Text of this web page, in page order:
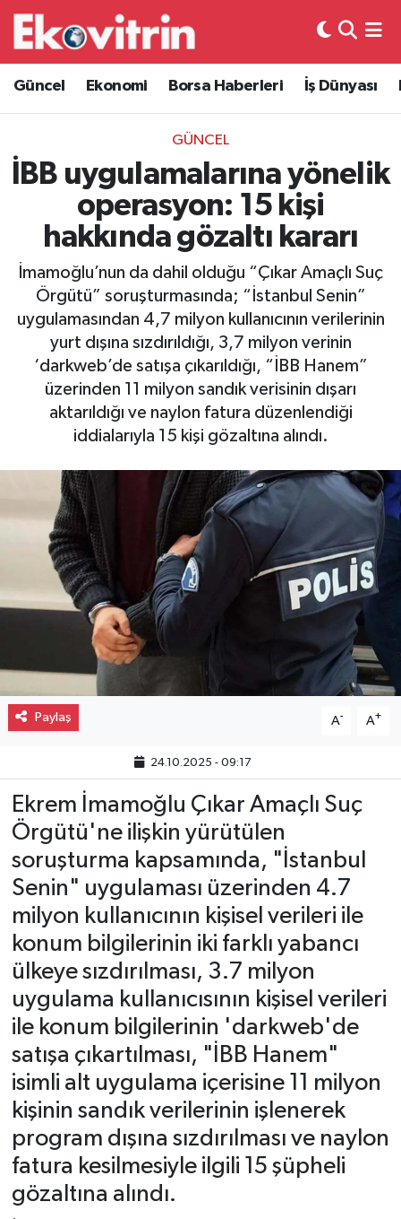
Güncel Ekonomi Borsa Haberleri İş Dünyası
GÜNCEL
İBB uygulamalarına yönelik
operasyon: 15 kişi
hakkında gözaltı kararı
İmamoğlu’nun da dahil olduğu “Çıkar Amaçlı Suç
Örgütü” soruşturmasında; “İstanbul Senin”
uygulamasından 4,7 milyon kullanıcının verilerinin
yurt dışına sızdırıldığı, 3,7 milyon verinin
‘darkweb’de satışa çıkarıldığı, “İBB Hanem”
üzerinden 11 milyon sandık verisinin dışarı
aktarıldığı ve naylon fatura düzenlendiği
iddialarıyla 15 kişi gözaltına alındı.
Paylaş A- A+
24.10.2025 - 09:17
Ekrem İmamoğlu Çıkar Amaçlı Suç
Örgütü'ne ilişkin yürütülen
soruşturma kapsamında, "İstanbul
Senin" uygulaması üzerinden 4.7
milyon kullanıcının kişisel verileri ile
konum bilgilerinin iki farklı yabancı
ülkeye sızdırılması, 3.7 milyon
uygulama kullanıcısının kişisel verileri
ile konum bilgilerinin 'darkweb'de
satışa çıkartılması, "İBB Hanem"
isimli alt uygulama içerisine 11 milyon
kişinin sandık verilerinin işlenerek
program dışına sızdırılması ve naylon
fatura kesilmesiyle ilgili 15 şüpheli
gözaltına alındı.
Güncel
Ekonomi
Borsa Haberleri
İş Dünyası
Lojistik
Otovitrin
Asayiş
Magazin
Gayrimenkul
Spor
Eğitim
Hava Durumu
Trafik Durumu
Süper Lig Puan Durumu ve Fikstür
Tüm Manşetler
Son Dakika Haberleri
Haber Arşivi